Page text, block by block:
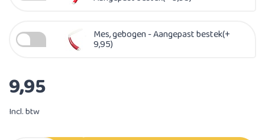
Mes, gebogen - Aangepast bestek(+
9,95)
9,95
Incl. btw